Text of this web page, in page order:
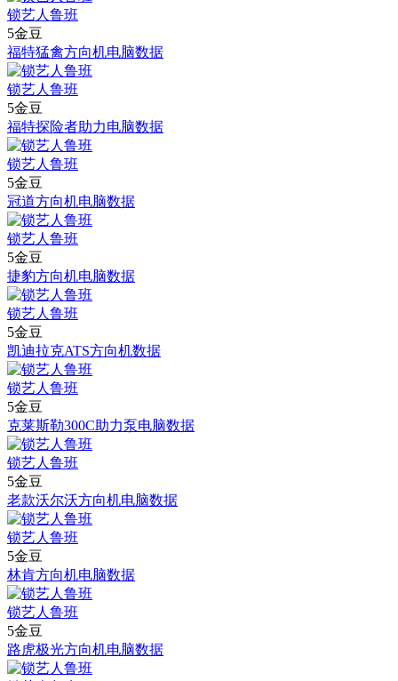
锁艺人鲁班
5金豆
福特猛禽方向机电脑数据
锁艺人鲁班
5金豆
福特探险者助力电脑数据
锁艺人鲁班
5金豆
冠道方向机电脑数据
锁艺人鲁班
5金豆
捷豹方向机电脑数据
锁艺人鲁班
5金豆
凯迪拉克ATS方向机数据
锁艺人鲁班
5金豆
克莱斯勒300C助力泵电脑数据
锁艺人鲁班
5金豆
老款沃尔沃方向机电脑数据
锁艺人鲁班
5金豆
林肯方向机电脑数据
锁艺人鲁班
5金豆
路虎极光方向机电脑数据